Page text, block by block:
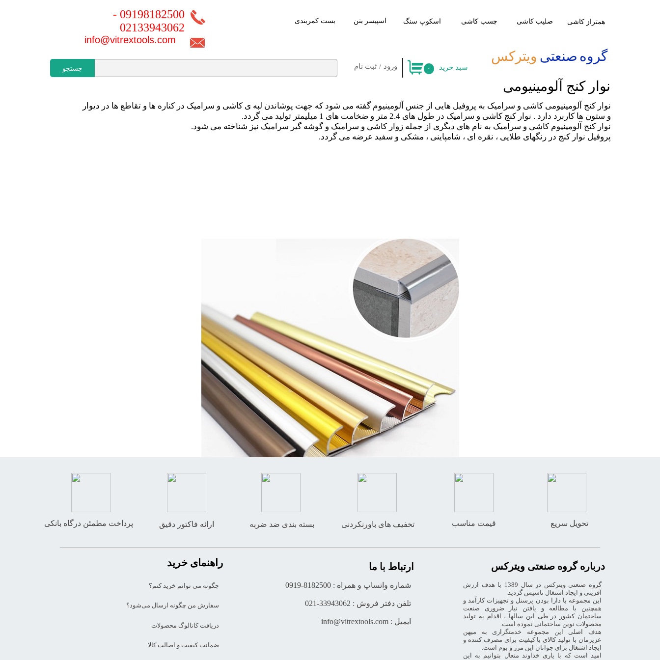
ورود / ثبت نام
سفارشات
خروج
​گروه صنعتی ویترکس
جستجو ۰ سبد خرید
09198182500 -
02133943062
​همتراز کاشی صلیب کاشی ​چسب کاشی اسکوپ سنگ اسپیسر بتن ​بست کمربندی
info@vitrextools.com
نوار کنج آلومینیومی
نوار کنج آلومینیومی کاشی و سرامیک به پروفیل هایی از جنس آلومینیوم گفته می شود که جهت پوشاندن لبه ی کاشی و سرامیک در کناره ها و تقاطع ها در دیوار
و ستون ها کاربرد دارد . نوار کنج کاشی و سرامیک در طول های 2.4 متر و ضخامت های 1 میلیمتر تولید می گردد.
نوار کنج آلومینیوم کاشی و سرامیک به نام های دیگری از جمله زوار کاشی و سرامیک و گوشه گیر سرامیک نیز شناخته می شود.
پروفیل نوار کنج در رنگهای طلایی ، نقره ای ، شامپاینی ، مشکی و سفید عرضه می گردد.
تحویل سریع قیمت مناسب تخفیف های باورنکردنی بسته بندی ضد ضربه ارائه فاکتور دقیق پرداخت مطمئن درگاه بانکی
درباره گروه صنعتی ویترکس
گروه صنعتی ویترکس در سال 1389 با هدف ارزش
آفرینی و ایجاد اشتغال تاسیس گردید.
این مجموعه با دارا بودن پرسنل و تجهیزات کارآمد و
همچنین با مطالعه و یافتن نیاز ضروری صنعت
ساختمان کشور در طی این سالها ، اقدام به تولید
محصولات نوین ساختمانی نموده است.
هدف اصلی این مجموعه خدمتگزاری به میهن
عزیزمان با تولید کالای با کیفیت برای مصرف کننده و
ایجاد اشتغال برای جوانان این مرز و بوم است.
امید است که با یاری خداوند متعال بتوانیم به این
راهنمای خرید
چگونه می توانم خرید کنم؟
سفارش من چگونه ارسال می‌شود؟
دریافت کاتالوگ محصولات
ضمانت کیفیت و اصالت کالا
ارتباط با ما
شماره واتساپ و همراه : 8182500-0919
تلفن دفتر فروش : 33943062-021
ایمیل : info@vitrextools.com